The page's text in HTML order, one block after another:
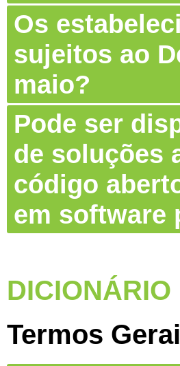
Os
sujeitos ao
maio?
Pode ser
de soluções
código
em software
Termos